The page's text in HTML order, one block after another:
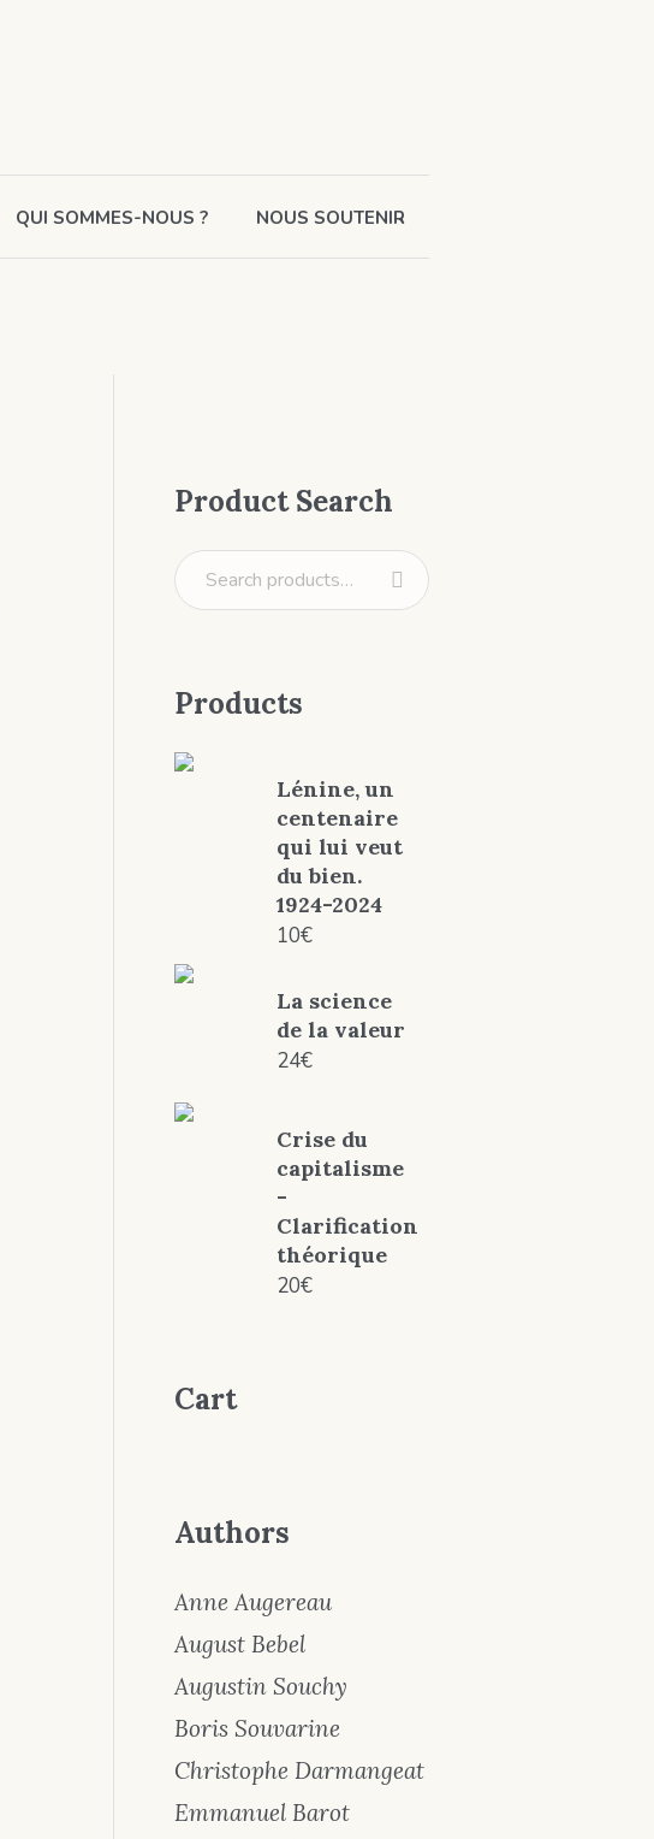
QUI SOMMES-NOUS ? NOUS SOUTENIR
Product Search
Products
Lénine, un
centenaire
qui lui veut
du bien.
1924-2024
10€
La science
de la valeur
24€
Crise du
capitalisme
-
Clarification
théorique
20€
Cart
Authors
Anne Augereau
August Bebel
Augustin Souchy
Boris Souvarine
Christophe Darmangeat
Emmanuel Barot